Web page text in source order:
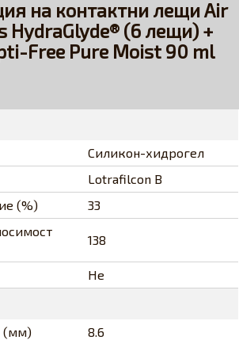
на контактни лещи Air
HydraGlyde® (6 лещи) +
Free Pure Moist 90 ml
Силикон-хидрогел
Lotrafilcon B
(%)
33
138
Не
(мм)
8.6